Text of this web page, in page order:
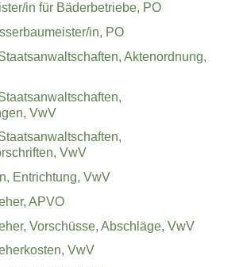
in für Bäderbetriebe, PO
in, PO
Aktenordnung,
VwV
VwV
Entrichtung, VwV
APVO
Vorschüsse, Abschläge, VwV
VwV